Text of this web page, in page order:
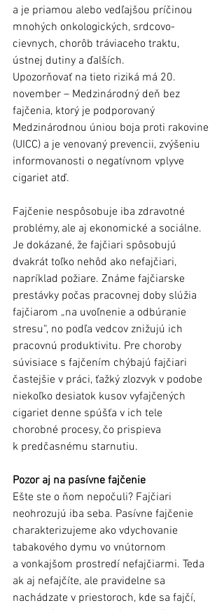
a je priamou alebo vedľajšou príčinou
mnohých onkologických, srdcovo-
cievnych, chorôb tráviaceho traktu,
ústnej dutiny a ďalších.
Upozorňovať na tieto riziká má 20.
november – Medzinárodný deň bez
fajčenia, ktorý je podporovaný
Medzinárodnou úniou boja proti rakovine
(UICC) a je venovaný prevencii, zvýšeniu
informovanosti o negatívnom vplyve
cigariet atď.
Fajčenie nespôsobuje iba zdravotné
problémy, ale aj ekonomické a sociálne.
Je dokázané, že fajčiari spôsobujú
dvakrát toľko nehôd ako nefajčiari,
napríklad požiare. Známe fajčiarske
prestávky počas pracovnej doby slúžia
fajčiarom „na uvoľnenie a odbúranie
stresu“, no podľa vedcov znižujú ich
pracovnú produktivitu. Pre choroby
súvisiace s fajčením chýbajú fajčiari
častejšie v práci, ťažký zlozvyk v podobe
niekoľko desiatok kusov vyfajčených
cigariet denne spúšťa v ich tele
chorobné procesy, čo prispieva
k predčasnému starnutiu.
Pozor aj na pasívne fajčenie
Ešte ste o ňom nepočuli? Fajčiari
neohrozujú iba seba. Pasívne fajčenie
charakterizujeme ako vdychovanie
tabakového dymu vo vnútornom
a vonkajšom prostredí nefajčiarmi. Teda
ak aj nefajčíte, ale pravidelne sa
nachádzate v priestoroch, kde sa fajčí,